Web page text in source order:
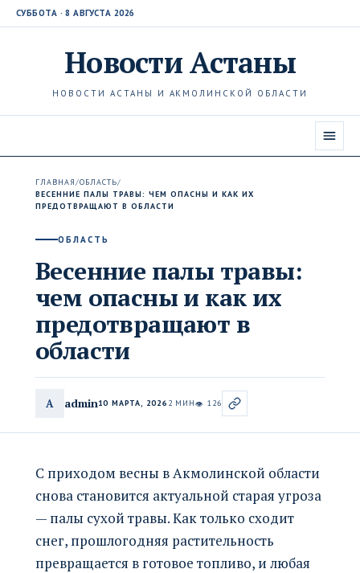
СУББОТА · 8 АВГУСТА 2026
НовостиАстаны
НОВОСТИ АСТАНЫ И АКМОЛИНСКОЙ ОБЛАСТИ
ГЛАВНАЯ/ОБЛАСТЬ/
ВЕСЕННИЕ ПАЛЫ ТРАВЫ: ЧЕМ ОПАСНЫ И КАК ИХ
ПРЕДОТВРАЩАЮТ В ОБЛАСТИ
ОБЛАСТЬ
Весенние палы травы:
чем опасны и как их
предотвращают в
области
A admin10 МАРТА, 2026 2 МИН👁 126
С приходом весны в Акмолинской области
снова становится актуальной старая угроза
— палы сухой травы. Как только сходит
снег, прошлогодняя растительность
превращается в готовое топливо, и любая